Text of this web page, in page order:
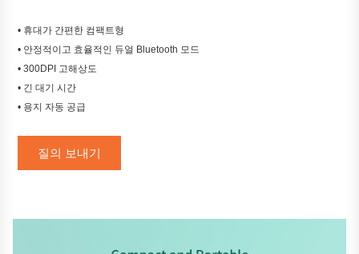
• 휴대가 간편한 컴팩트형
• 안정적이고 효율적인 듀얼 Bluetooth 모드
• 300DPI 고해상도
• 긴 대기 시간
• 용지 자동 공급
질의 보내기